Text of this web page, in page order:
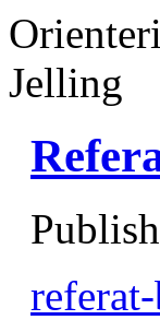
Jelling